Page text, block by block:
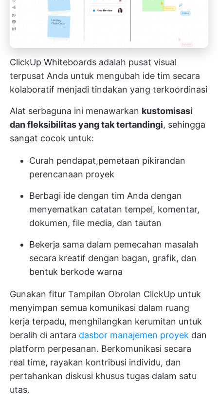
ClickUp Whiteboards adalah pusat visual
terpusat Anda untuk mengubah ide tim secara
kolaboratif menjadi tindakan yang terkoordinasi
Alat serbaguna ini menawarkan kustomisasi
dan fleksibilitas yang tak tertandingi, sehingga
sangat cocok untuk:
Curah pendapat,pemetaan pikirandan
perencanaan proyek
Berbagi ide dengan tim Anda dengan
menyematkan catatan tempel, komentar,
dokumen, file media, dan tautan
Bekerja sama dalam pemecahan masalah
secara kreatif dengan bagan, grafik, dan
bentuk berkode warna
Gunakan fitur Tampilan Obrolan ClickUp untuk
menyimpan semua komunikasi dalam ruang
kerja terpadu, menghilangkan kerumitan untuk
beralih di antara dasbor manajemen proyek dan
platform perpesanan. Berkomunikasi secara
real time, rayakan kontribusi individu, dan
pertahankan diskusi khusus tugas dalam satu
utas.